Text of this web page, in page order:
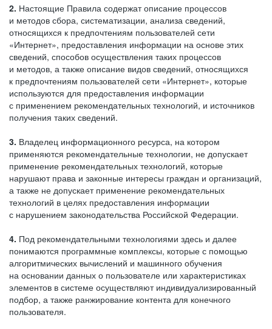
2. Настоящие Правила содержат описание процессов
и методов сбора, систематизации, анализа сведений,
относящихся к предпочтениям пользователей сети
«Интернет», предоставления информации на основе этих
сведений, способов осуществления таких процессов
и методов, а также описание видов сведений, относящихся
к предпочтениям пользователей сети «Интернет», которые
используются для предоставления информации
с применением рекомендательных технологий, и источников
получения таких сведений.
3. Владелец информационного ресурса, на котором
применяются рекомендательные технологии, не допускает
применение рекомендательных технологий, которые
нарушают права и законные интересы граждан и организаций,
а также не допускает применение рекомендательных
технологий в целях предоставления информации
с нарушением законодательства Российской Федерации.
4. Под рекомендательными технологиями здесь и далее
понимаются программные комплексы, которые с помощью
алгоритмических вычислений и машинного обучения
на основании данных о пользователе или характеристиках
элементов в системе осуществляют индивидуализированный
подбор, а также ранжирование контента для конечного
пользователя.